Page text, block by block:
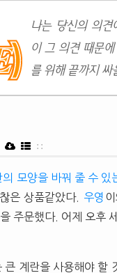
나는 당신의 의
이 그 의견 때문
를 위해 끝까지 싸
::
의 모양을 바꿔 줄 수 있
은 상품같았다.
우영
주문했다. 어제 오후
계란을 사용해야 할